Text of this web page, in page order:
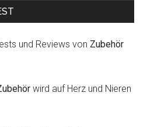
und Reviews von Zubehör
wird auf Herz und Nieren